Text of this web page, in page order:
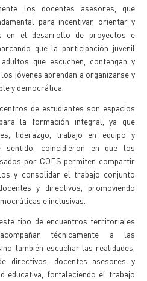
los docentes asesores, que
para incentivar, orientar y
en el desarrollo de proyectos e
que la participación juvenil
que escuchen, contengan y
jóvenes aprendan a organizarse y
y democrática.
de estudiantes son espacios
la formación integral, ya que
liderazgo, trabajo en equipo y
sentido, coincidieron en que los
por COES permiten compartir
y consolidar el trabajo conjunto
y directivos, promoviendo
e inclusivas.
tipo de encuentros territoriales
técnicamente a las
también escuchar las realidades,
directivos, docentes asesores y
educativa, fortaleciendo el trabajo